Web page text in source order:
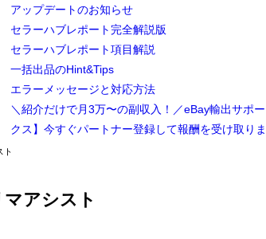
アップデートのお知らせ
セラーハブレポート完全解説版
セラーハブレポート項目解説
一括出品のHint&Tips
エラーメッセージと対応方法
＼紹介だけで月3万〜の副収入！／eBay輸出サポ
クス】今すぐパートナー登録して報酬を受け取り
ト
アシスト